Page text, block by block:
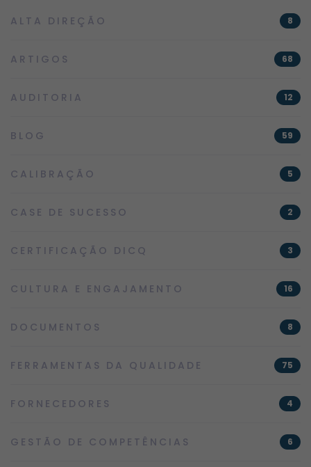
ALTA DIREÇÃO 8
ARTIGOS 68
AUDITORIA 12
BLOG 59
CALIBRAÇÃO 5
CASE DE SUCESSO 2
CERTIFICAÇÃO DICQ 3
CULTURA E ENGAJAMENTO 16
DOCUMENTOS 8
FERRAMENTAS DA QUALIDADE 75
FORNECEDORES 4
GESTÃO DE COMPETÊNCIAS 6